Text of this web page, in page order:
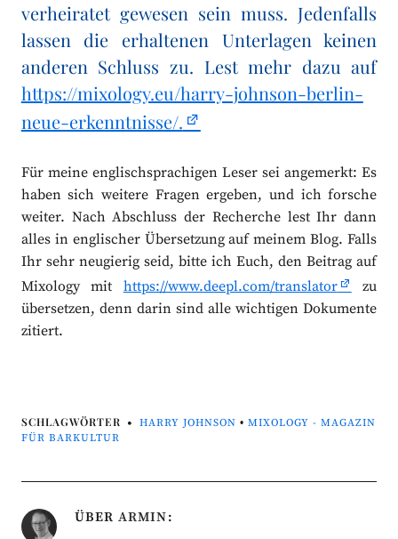
verheiratet gewesen sein muss. Jedenfalls
lassen die erhaltenen Unterlagen keinen
anderen Schluss zu. Lest mehr dazu auf
https://mixology.eu/harry-johnson-berlin-
neue-erkenntnisse/.
Für meine englischsprachigen Leser sei angemerkt: Es
haben sich weitere Fragen ergeben, und ich forsche
weiter. Nach Abschluss der Recherche lest Ihr dann
alles in englischer Übersetzung auf meinem Blog. Falls
Ihr sehr neugierig seid, bitte ich Euch, den Beitrag auf
Mixology mit https://www.deepl.com/translator
zu
übersetzen, denn darin sind alle wichtigen Dokumente
zitiert.
SCHLAGWÖRTER HARRY JOHNSON • MIXOLOGY - MAGAZIN
FÜR BARKULTUR
ÜBER ARMIN